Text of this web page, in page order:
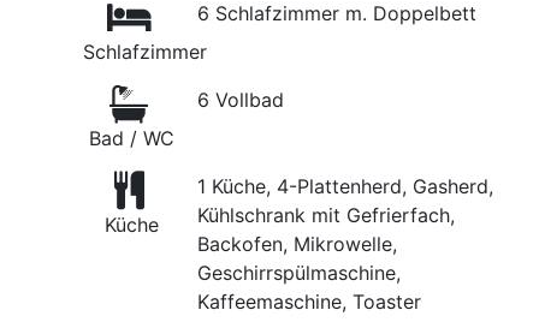
Schlafzimmer
6 Schlafzimmer m. Doppelbett
Bad / WC
6 Vollbad
Küche
1 Küche, 4-Plattenherd, Gasherd,
Kühlschrank mit Gefrierfach,
Backofen, Mikrowelle,
Geschirrspülmaschine,
Kaffeemaschine, Toaster